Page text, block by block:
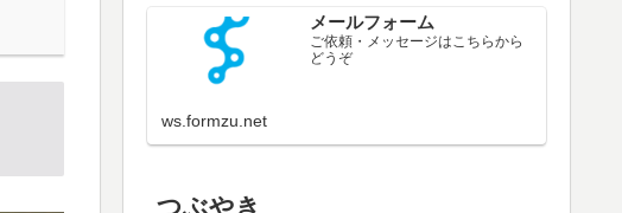
メールフォーム
ご依頼・メッセージはこちらから
どうぞ
ws.formzu.net
つぶやき